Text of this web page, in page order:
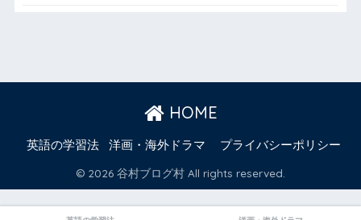
HOME
英語の学習法 洋画・海外ドラマ プライバシーポリシー
© 2026 谷村ブログ村 All rights reserved.